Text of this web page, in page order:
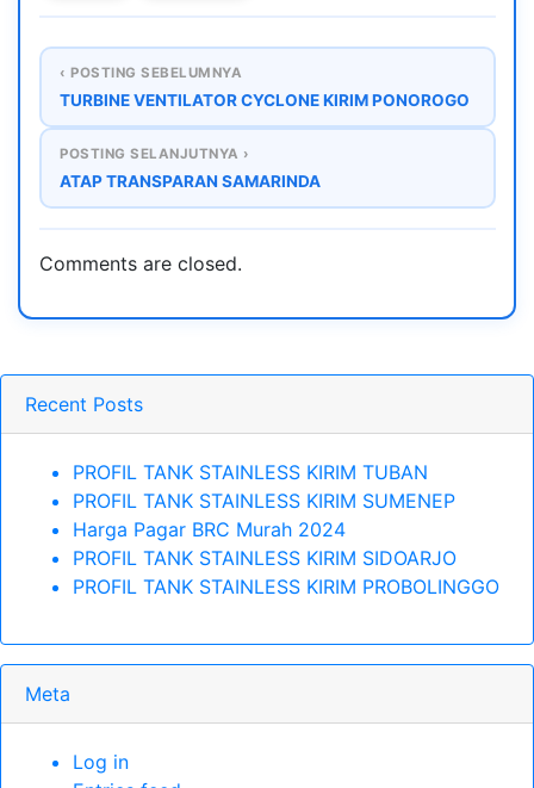
‹ POSTING SEBELUMNYA
TURBINE VENTILATOR CYCLONE KIRIM PONOROGO
POSTING SELANJUTNYA ›
ATAP TRANSPARAN SAMARINDA
Comments are closed.
Recent Posts
PROFIL TANK STAINLESS KIRIM TUBAN
PROFIL TANK STAINLESS KIRIM SUMENEP
Harga Pagar BRC Murah 2024
PROFIL TANK STAINLESS KIRIM SIDOARJO
PROFIL TANK STAINLESS KIRIM PROBOLINGGO
Meta
Log in